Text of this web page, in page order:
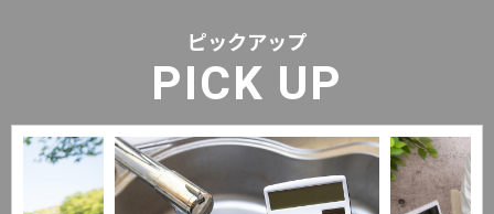
ピックアップ
PICK UP